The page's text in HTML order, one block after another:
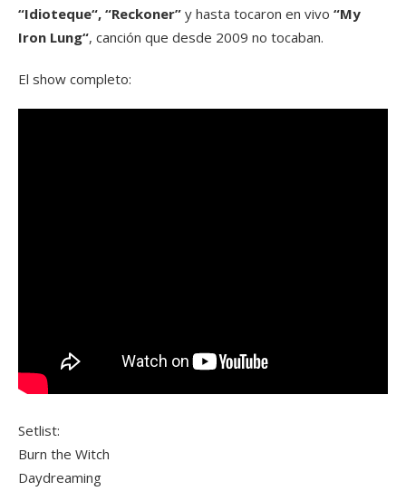
“Idioteque“, “Reckoner” y hasta tocaron en vivo “My
Iron Lung“, canción que desde 2009 no tocaban.
El show completo:
Setlist:
Burn the Witch
Daydreaming